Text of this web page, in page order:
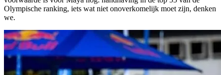
Olympische ranking, iets wat niet onoverkomelijk moet zijn, denken
we.